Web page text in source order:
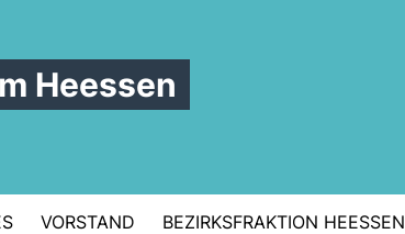
Heessen
VORSTAND BEZIRKSFRAKTION HEESSEN